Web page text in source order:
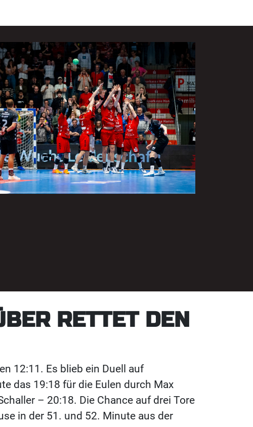
RETTET DEN
12:11. Es blieb ein Duell auf
das 19:18 für die Eulen durch Max
– 20:18. Die Chance auf drei Tore
in der 51. und 52. Minute aus der